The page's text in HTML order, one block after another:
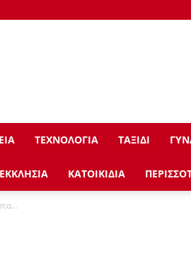
ΤΕΧΝΟΛΟΓΙΑ ΤΑΞΙΔΙ
ΕΚΚΛΗΣΙΑ ΚΑΤΟΙΚΙΔΙΑ